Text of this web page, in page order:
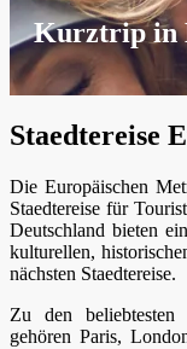
Kurztrip in
Staedtereise
Die Europäischen
Staedtereise für
Deutschland bieten
kulturellen,
nächsten Staedtereise.
Zu den beliebtesten
gehören Paris,